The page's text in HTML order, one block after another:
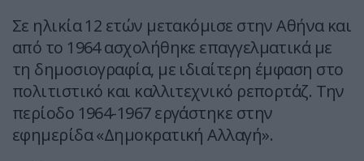
Σε ηλικία 12 ετών μετακόμισε στην Αθήνα και
από το 1964 ασχολήθηκε επαγγελματικά με
τη δημοσιογραφία, με ιδιαίτερη έμφαση στο
πολιτιστικό και καλλιτεχνικό ρεπορτάζ. Την
περίοδο 1964-1967 εργάστηκε στην
εφημερίδα «Δημοκρατική Αλλαγή».